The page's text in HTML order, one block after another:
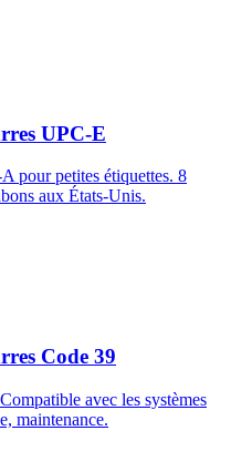
UPC-E
pour petites étiquettes. 8
aux États-Unis.
Code 39
avec les systèmes
maintenance.